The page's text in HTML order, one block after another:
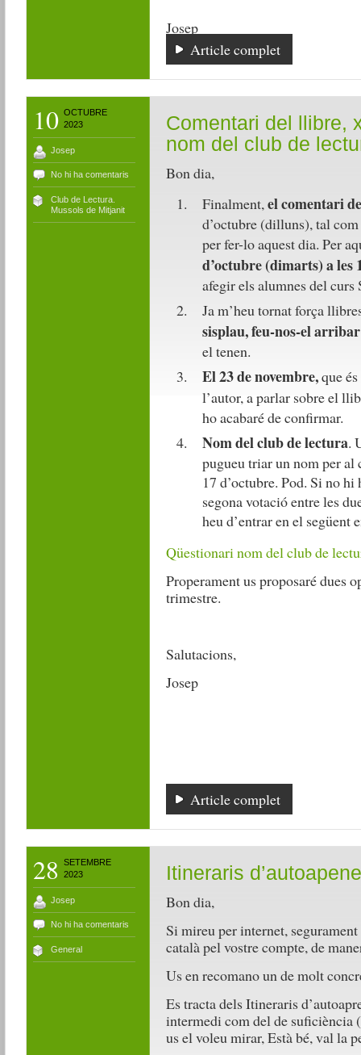
Josep
Article complet
10 OCTUBRE
2023
Josep
No hi ha comentaris
Club de Lectura.
Mussols de Mitjanit
Comentari del llibre,
nom del club de
Bon dia,
Finalment,el comentari
d’octubre (dilluns), tal
per fer-lo aquest dia. Per
d’octubre (dimarts) a les
afegir els alumnes del
Ja m’heu tornat força
sisplau, feu-nos-el arribar
el tenen.
El 23 de novembre,que
l’autor, a parlar sobre el
ho acabaré de confirmar.
Nom del club de lectura.
pugueu triar un nom per al
17 d’octubre. Pod. Si no
segona votació entre les
heu d’entrar en el següent
Qüestionari nom del club de
Properament us proposaré dues
trimestre.
Salutacions,
Josep
Article complet
28
SETEMBRE
2023
Josep
No hi ha comentaris
General
Itineraris
Bon dia,
Si mireu per internet,
català pel vostre compte, de
Us en recomano un de molt
Es tracta dels Itineraris
intermedi com del de suficiència
us el voleu mirar, Està bé, val la